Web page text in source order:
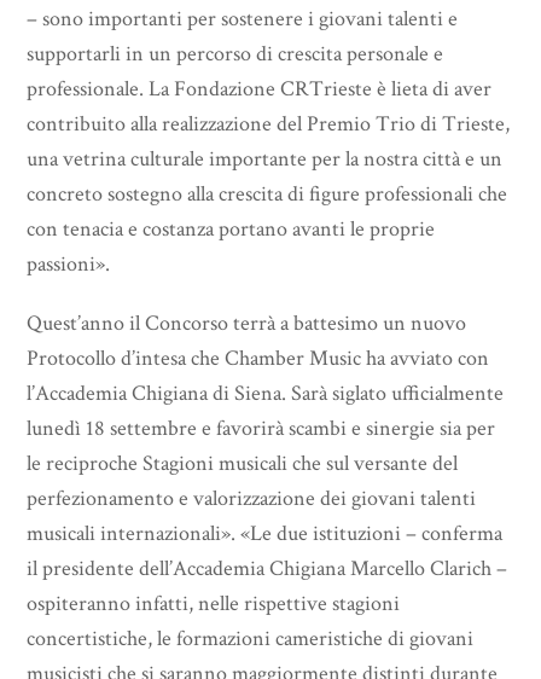
– sono importanti per sostenere i giovani talenti e
supportarli in un percorso di crescita personale e
professionale. La Fondazione CRTrieste è lieta di aver
contribuito alla realizzazione del Premio Trio di Trieste,
una vetrina culturale importante per la nostra città e un
concreto sostegno alla crescita di figure professionali che
con tenacia e costanza portano avanti le proprie
passioni».
Quest’anno il Concorso terrà a battesimo un nuovo
Protocollo d’intesa che Chamber Music ha avviato con
l’Accademia Chigiana di Siena. Sarà siglato ufficialmente
lunedì 18 settembre e favorirà scambi e sinergie sia per
le reciproche Stagioni musicali che sul versante del
perfezionamento e valorizzazione dei giovani talenti
musicali internazionali». «Le due istituzioni – conferma
il presidente dell’Accademia Chigiana Marcello Clarich –
ospiteranno infatti, nelle rispettive stagioni
concertistiche, le formazioni cameristiche di giovani